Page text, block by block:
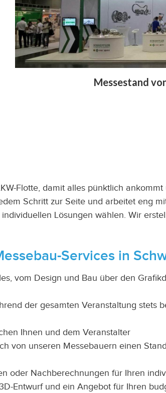
Messestand
Flotte, damit alles pünktlich
Schritt zur Seite und arbeitet eng
Lösungen wählen. Wir
Services in
vom Design und Bau über den
der gesamten Veranstaltung stets
Ihnen und dem Veranstalter
von unseren Messebauern einen
oder Nachberechnungen für Ihren
Entwurf und ein Angebot für Ihren